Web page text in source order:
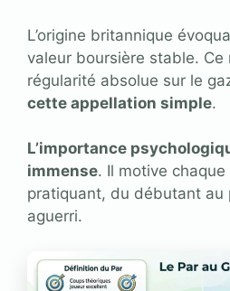
L’origine britannique
valeur boursière stable.
régularité absolue sur le
cette appellation simple.
L’importance
immense. Il motive
pratiquant, du débutant au
aguerri.